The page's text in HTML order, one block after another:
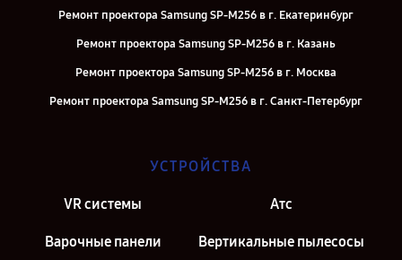
Ремонт проектора Samsung SP-M256 в г. Екатеринбург
Ремонт проектора Samsung SP-M256 в г. Казань
Ремонт проектора Samsung SP-M256 в г. Москва
Ремонт проектора Samsung SP-M256 в г. Санкт-Петербург
УСТРОЙСТВА
VR системы Атс
Варочные панели Вертикальные пылесосы